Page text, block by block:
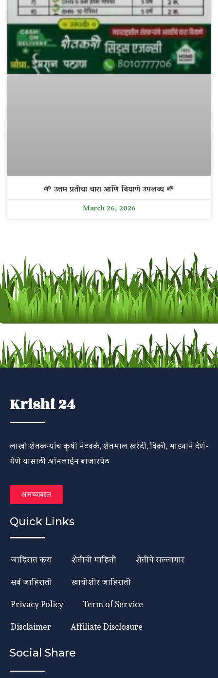
🌱 उत्तम प्रतीचा चारा आणि बियाणे उपलब्ध 🌱
March 26, 2026
Krishi 24
लाखो शेतकऱ्यांच कृषी नेटवर्क, शेतमाल खरेदी, विक्री, भाड्याने देणे-
घेणे यासाठी ऑनलाईन बाजारपेठ
आमच्याबद्दल
Quick Links
जाहिरात करा शेतीची माहिती
शेतीचे सल्लागार
सर्व जाहिराती
खात्रीशीर जाहिराती
Privacy Policy
Term of Service
Disclaimer
Affiliate Disclosure
Social Share